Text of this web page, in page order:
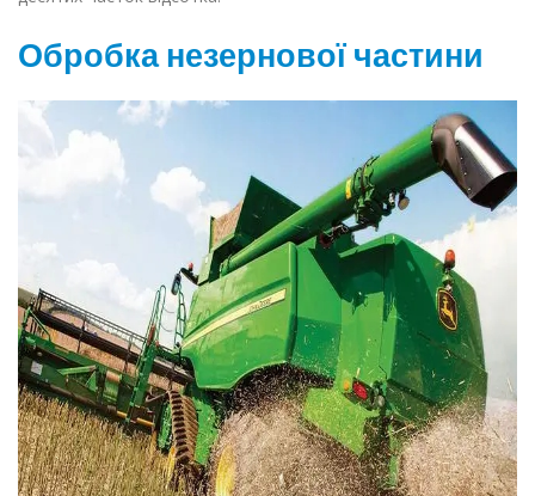
Обробка незернової частини